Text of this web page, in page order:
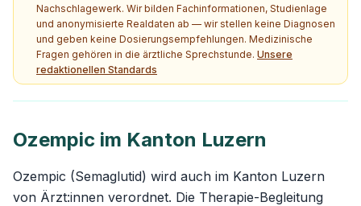
Nachschlagewerk. Wir bilden Fachinformationen, Studienlage
und anonymisierte Realdaten ab — wir stellen keine Diagnosen
und geben keine Dosierungsempfehlungen. Medizinische
Fragen gehören in die ärztliche Sprechstunde. Unsere
redaktionellen Standards
Ozempic im Kanton Luzern
Ozempic (Semaglutid) wird auch im Kanton Luzern
von Ärzt:innen verordnet. Die Therapie-Begleitung